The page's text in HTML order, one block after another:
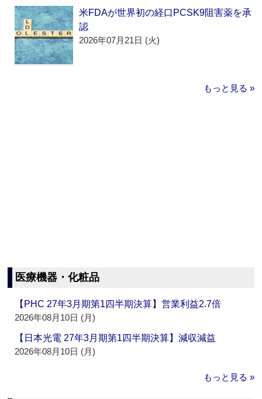
米FDAが世界初の経口PCSK9阻害薬を承
認
2026年07月21日 (火)
もっと見る »
医療機器・化粧品
【PHC 27年3月期第1四半期決算】営業利益2.7倍
2026年08月10日 (月)
【日本光電 27年3月期第1四半期決算】減収減益
2026年08月10日 (月)
もっと見る »